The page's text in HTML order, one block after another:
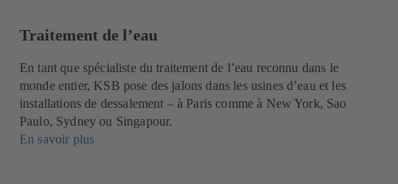
Traitement de l’eau
En tant que spécialiste du traitement de l’eau reconnu dans le
monde entier, KSB pose des jalons dans les usines d’eau et les
installations de dessalement – à Paris comme à New York, Sao
Paulo, Sydney ou Singapour.
En savoir plus